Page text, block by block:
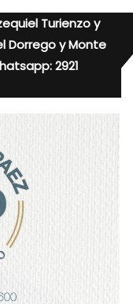
Turienzo y
Dorrego y Monte
2921